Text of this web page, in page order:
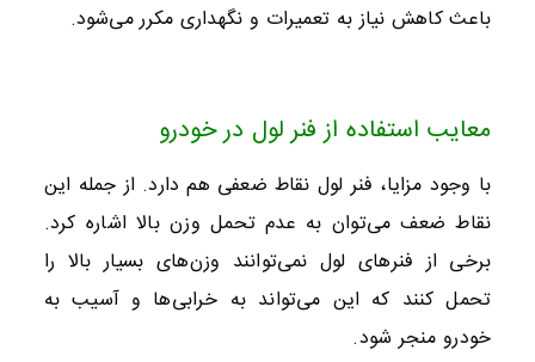
باعث کاهش نیاز به تعمیرات و نگهداری مکرر می‌شود.
معایب استفاده از فنر لول در خودرو
با وجود مزایا، فنر لول نقاط ضعفی هم دارد. از جمله این
نقاط ضعف می‌توان به عدم تحمل وزن بالا اشاره کرد.
برخی از فنرهای لول نمی‌توانند وزن‌های بسیار بالا را
تحمل کنند که این می‌تواند به خرابی‌ها و آسیب به
خودرو منجر شود.